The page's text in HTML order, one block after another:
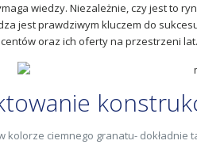
wiedzy. Niezależnie, czy jest to
jest prawdziwym kluczem do
oraz ich oferty na przestrzeni lat.
kolorze ciemnego granatu-